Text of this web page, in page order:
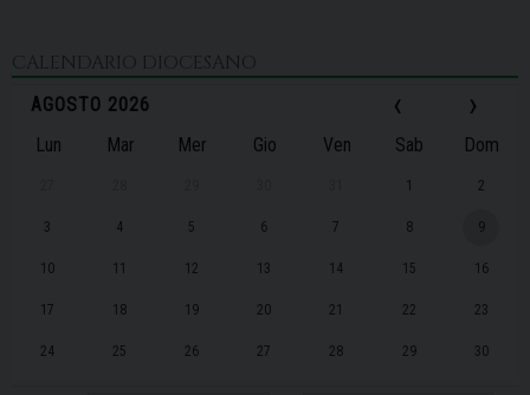
CALENDARIO DIOCESANO
‹
AGOSTO 2026 ›
Lun Mar Mer Gio Ven Sab Dom
1 2
3 4 5 6 7 8 9
10 11 12 13 14 15 16
17 18 19 20 21 22 23
24 25 26 27 28 29 30